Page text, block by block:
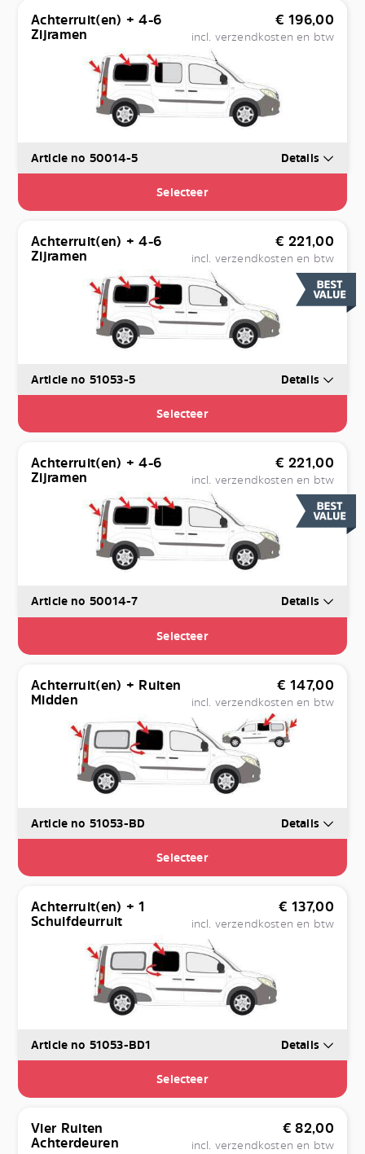
Achterruit(en) + 4-6
Zijramen
€ 196,00
incl. verzendkosten en btw
Article no 50014-5 Details
Selecteer
Achterruit(en) + 4-6
Zijramen
€ 221,00
incl. verzendkosten en btw
Article no 51053-5 Details
Selecteer
Achterruit(en) + 4-6
Zijramen
€ 221,00
incl. verzendkosten en btw
Article no 50014-7 Details
Selecteer
Achterruit(en) + Ruiten
Midden
€ 147,00
incl. verzendkosten en btw
Article no 51053-BD Details
Selecteer
Achterruit(en) + 1
Schuifdeurruit
€ 137,00
incl. verzendkosten en btw
Article no 51053-BD1 Details
Selecteer
Vier Ruiten
Achterdeuren
€ 82,00
incl. verzendkosten en btw